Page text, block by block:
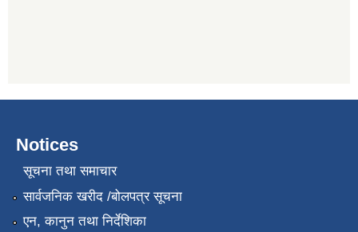
Notices
सूचना तथा समाचार
सार्वजनिक खरीद /बोलपत्र सूचना
एन, कानुन तथा निर्देशिका